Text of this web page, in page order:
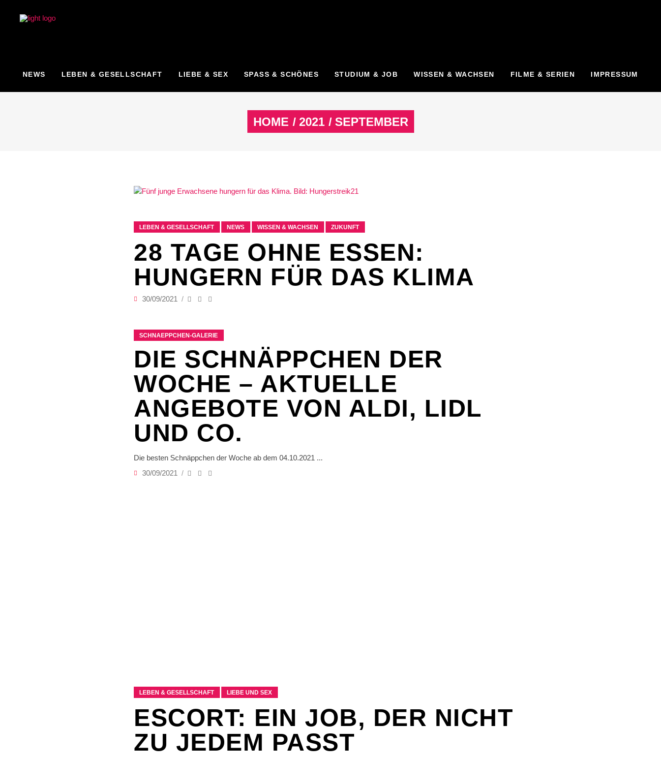
NEWS LEBEN & GESELLSCHAFT LIEBE & SEX SPASS & SCHÖNES STUDIUM & JOB WISSEN & WACHSEN FILME & SERIEN IMPRESSUM
HOME / 2021 / SEPTEMBER
LEBEN & GESELLSCHAFT NEWS WISSEN & WACHSEN ZUKUNFT
28 TAGE OHNE ESSEN:
HUNGERN FÜR DAS KLIMA
30/09/2021
SCHNAEPPCHEN-GALERIE
DIE SCHNÄPPCHEN DER
WOCHE – AKTUELLE
ANGEBOTE VON ALDI, LIDL
UND CO.
Die besten Schnäppchen der Woche ab dem 04.10.2021
30/09/2021
LEBEN & GESELLSCHAFT LIEBE UND SEX
ESCORT: EIN JOB, DER NICHT
ZU JEDEM PASST